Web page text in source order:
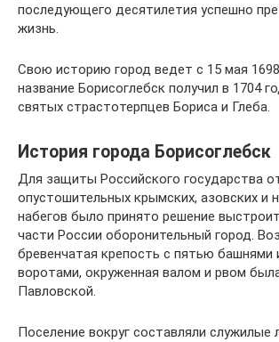
последующего десятилетия успешно
жизнь.
Свою историю город ведет с 15 мая
название Борисоглебск получил в 1704
святых страстотерпцев Бориса и Глеба.
История города Борисоглебск
Для защиты Российского государства
опустошительных крымских, азовских и
набегов было принято решение
части России оборонительный город.
бревенчатая крепость с пятью башнями
воротами, окруженная валом и рвом
Павловской.
Поселение вокруг составляли служилые